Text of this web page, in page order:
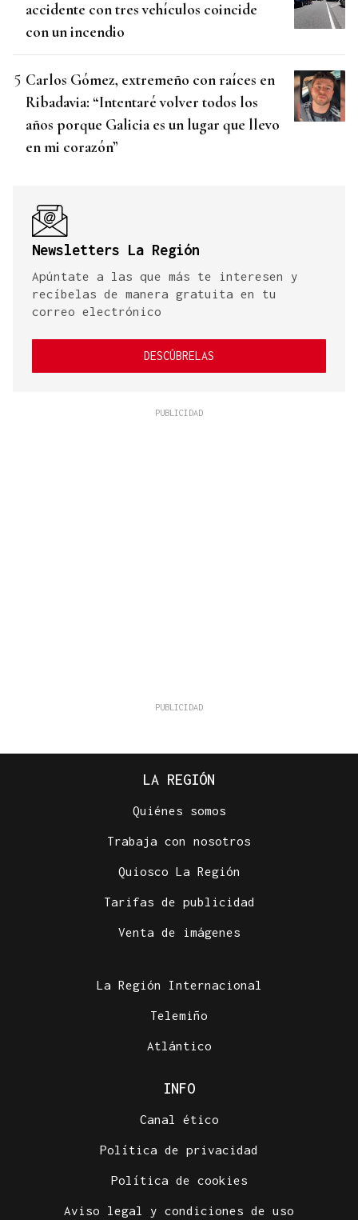
accidente con tres vehículos coincide
con un incendio
Carlos Gómez, extremeño con raíces en
Ribadavia: “Intentaré volver todos los
años porque Galicia es un lugar que llevo
en mi corazón”
Newsletters La Región
Apúntate a las que más te interesen y
recíbelas de manera gratuita en tu
correo electrónico
DESCÚBRELAS
LA REGIÓN
Quiénes somos
Trabaja con nosotros
Quiosco La Región
Tarifas de publicidad
Venta de imágenes
La Región Internacional
Telemiño
Atlántico
INFO
Canal ético
Política de privacidad
Política de cookies
Aviso legal y condiciones de uso